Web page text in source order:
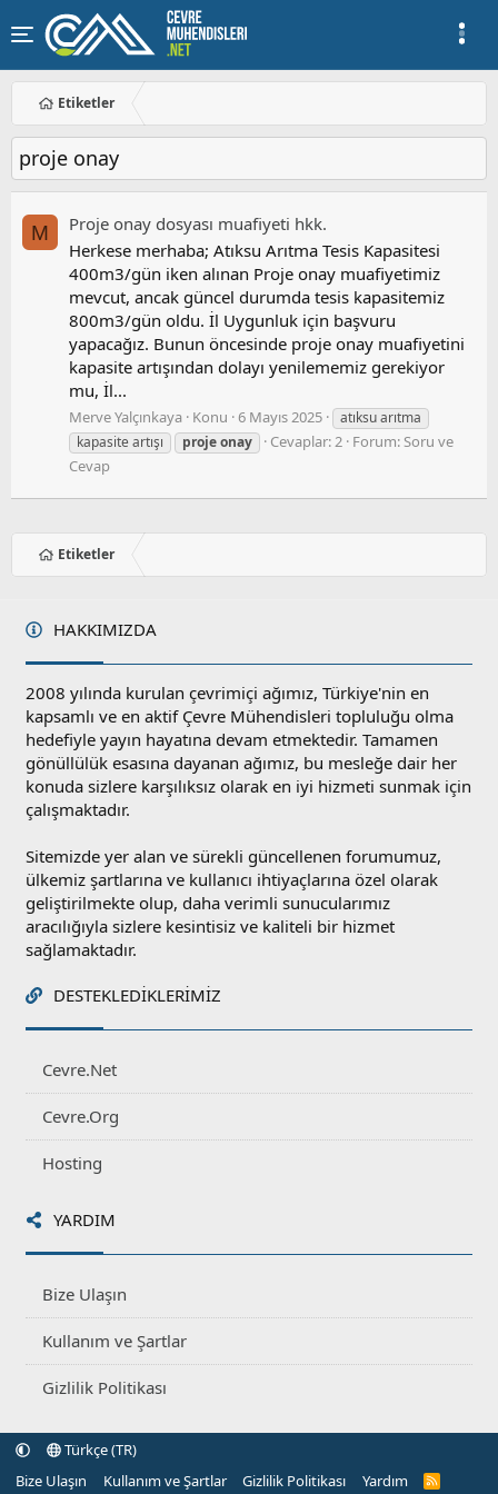
Etiketler
proje onay
M
Proje onay dosyası muafiyeti hkk.
Herkese merhaba; Atıksu Arıtma Tesis Kapasitesi
400m3/gün iken alınan Proje onay muafiyetimiz
mevcut, ancak güncel durumda tesis kapasitemiz
800m3/gün oldu. İl Uygunluk için başvuru
yapacağız. Bunun öncesinde proje onay muafiyetini
kapasite artışından dolayı yenilememiz gerekiyor
mu, İl...
Merve Yalçınkaya Konu 6 Mayıs 2025
atıksu arıtma
kapasite artışı
projeonay Cevaplar: 2 Forum:Soru ve
Cevap
Etiketler
HAKKIMIZDA
2008 yılında kurulan çevrimiçi ağımız, Türkiye'nin en
kapsamlı ve en aktif Çevre Mühendisleri topluluğu olma
hedefiyle yayın hayatına devam etmektedir. Tamamen
gönüllülük esasına dayanan ağımız, bu mesleğe dair her
konuda sizlere karşılıksız olarak en iyi hizmeti sunmak için
çalışmaktadır.
Sitemizde yer alan ve sürekli güncellenen forumumuz,
ülkemiz şartlarına ve kullanıcı ihtiyaçlarına özel olarak
geliştirilmekte olup, daha verimli sunucularımız
aracılığıyla sizlere kesintisiz ve kaliteli bir hizmet
sağlamaktadır.
DESTEKLEDIKLERIMIZ
Cevre.Net
Cevre.Org
Hosting
YARDIM
Bize Ulaşın
Kullanım ve Şartlar
Gizlilik Politikası
Türkçe (TR)
Bize Ulaşın
Kullanım ve Şartlar Gizlilik Politikası Yardım
R